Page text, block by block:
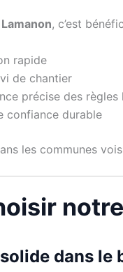
, c’est
rapide
de chantier
précise des règles
confiance durable
les communes
dans le